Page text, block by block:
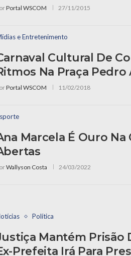
Portal WSCOM 27/11/2015
e Entretenimento
Cultural De
Na Praça Pedro
Portal WSCOM 11/02/2018
Marcela É Ouro
Wallyson Costa 24/03/2022
Política
Mantém Prisão
Prefeita Irá Para